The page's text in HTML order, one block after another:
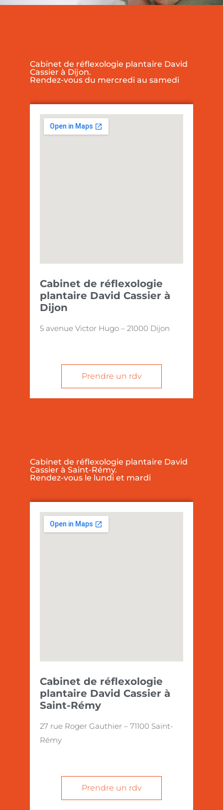
Cabinet de réflexologie plantaire David
Cassier à Dijon.
Rendez-vous du mercredi au samedi
Cabinet de réflexologie
plantaire David Cassier à
Dijon
5 avenue Victor Hugo – 21000 Dijon
Prendre un rdv
Cabinet de réflexologie plantaire David
Cassier à Saint-Rémy.
Rendez-vous le lundi et mardi
Cabinet de réflexologie
plantaire David Cassier à
Saint-Rémy
27 rue Roger Gauthier – 71100 Saint-
Rémy
Prendre un rdv